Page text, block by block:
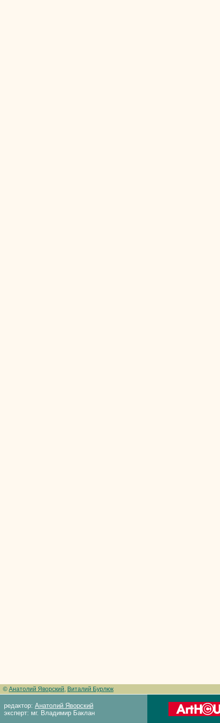
© Анатолий Яворский, Виталий Бурлюк
редактор: Анатолий Яворский
эксперт: мг. Владимир Баклан